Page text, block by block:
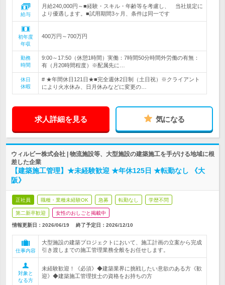
給与
月給240,000円～■経験・スキル・年齢等を考慮し、 当社規定に
より優遇します。■試用期間3ヶ月、条件は同一です
初年度
年収
400万円～700万円
勤務
時間
9:00～17:50（休憩1時間）実働：7時間50分時間外労働の有無：
有（月20時間程度）※配属先に…
休日
休暇
# ★年間休日121日★■完全週休2日制（土日祝）※クライアント
により火水休み、日月休みなどに変更の…
求人詳細を見る 気になる
ウィルビー株式会社 | 物流施設等、大型施設の建築施工を手がける地域に根
差した企業
【建築施工管理】★未経験歓迎 ★年休125日 ★転勤なし 《大
阪》
正社員 職種・業種未経験OK 急募 転勤なし 学歴不問
第二新卒歓迎 女性のおしごと掲載中
情報更新日：2026/06/19 終了予定日： 2026/12/10
仕事内容
大型施設の建築プロジェクトにおいて、施工計画の立案から完成
引き渡しまでの施工管理業務全般をお任せします。
対象と
なる方
未経験歓迎！《必須》◆建築業界に挑戦したい意欲のある方《歓
迎》◆建築施工管理技士の資格をお持ちの方